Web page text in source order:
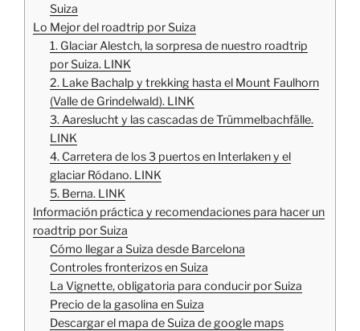
Suiza
Lo Mejor del roadtrip por Suiza
1. Glaciar Alestch, la sorpresa de nuestro roadtrip
por Suiza. LINK
2. Lake Bachalp y trekking hasta el Mount Faulhorn
(Valle de Grindelwald). LINK
3. Aareslucht y las cascadas de Trümmelbachfälle.
LINK
4. Carretera de los 3 puertos en Interlaken y el
glaciar Ródano. LINK
5. Berna. LINK
Información práctica y recomendaciones para hacer un
roadtrip por Suiza
Cómo llegar a Suiza desde Barcelona
Controles fronterizos en Suiza
La Vignette, obligatoria para conducir por Suiza
Precio de la gasolina en Suiza
Descargar el mapa de Suiza de google maps